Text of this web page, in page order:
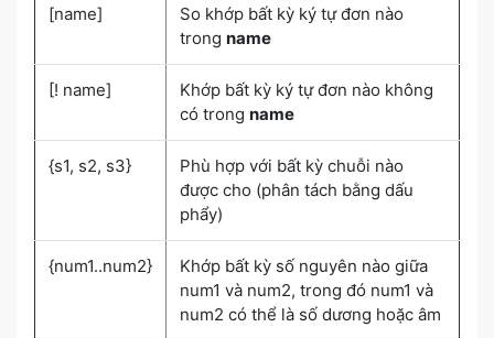
[name]
So khớp bất kỳ ký tự đơn nào
trong name
[! name]
Khớp bất kỳ ký tự đơn nào không
có trong name
{s1, s2, s3}
Phù hợp với bất kỳ chuỗi nào
được cho (phân tách bằng dấu
phẩy)
{num1..num2}
Khớp bất kỳ số nguyên nào giữa
num1 và num2, trong đó num1 và
num2 có thể là số dương hoặc âm